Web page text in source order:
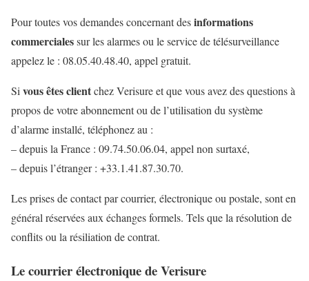
Pour toutes vos demandes concernant desinformations
commercialessur les alarmes ou le service de télésurveillance
appelez le : 08.05.40.48.40, appel gratuit.
Sivous êtes clientchez Verisure et que vous avez des questions à
propos de votre abonnement ou de l’utilisation du système
d’alarme installé, téléphonez au :
– depuis la France : 09.74.50.06.04, appel non surtaxé,
– depuis l’étranger : +33.1.41.87.30.70.
Les prises de contact par courrier, électronique ou postale, sont en
général réservées aux échanges formels. Tels que la résolution de
conflits ou la résiliation de contrat.
Le courrier électronique de Verisure